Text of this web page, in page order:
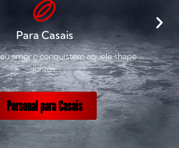
Para Casais
amor e conquistem aquele shape
juntos.
Personal para Casais